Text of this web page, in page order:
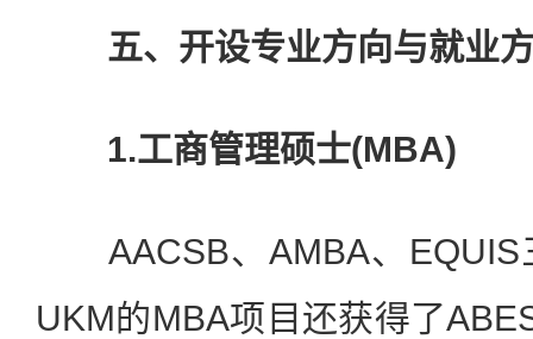
五、开设专业方向与就业
1.工商管理硕士(MBA)
AACSB、AMBA、EQUIS
UKM的MBA项目还获得了